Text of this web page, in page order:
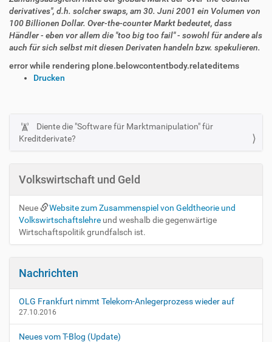
derivatives", d.h. solcher swaps, am 30. Juni 2001 ein Volumen von
100 Billionen Dollar. Over-the-counter Markt bedeutet, dass
Händler - eben vor allem die "too big too fail" - sowohl für andere als
auch für sich selbst mit diesen Derivaten handeln bzw. spekulieren.
error while rendering plone.belowcontentbody.relateditems
i
c
Drucken
N
a
i
a
t
i
Diente die "Software für Marktmanipulation" für
Kreditderivate?
Volkswirtschaft und Geld
Neue
Website zum Zusammenspiel von Geldtheorie und
Volkswirtschaftslehre und weshalb die gegenwärtige
Wirtschaftspolitik grundfalsch ist.
Nachrichten
OLG Frankfurt nimmt Telekom-Anlegerprozess wieder auf
27.10.2016
Neues vom T-Blog (Update)